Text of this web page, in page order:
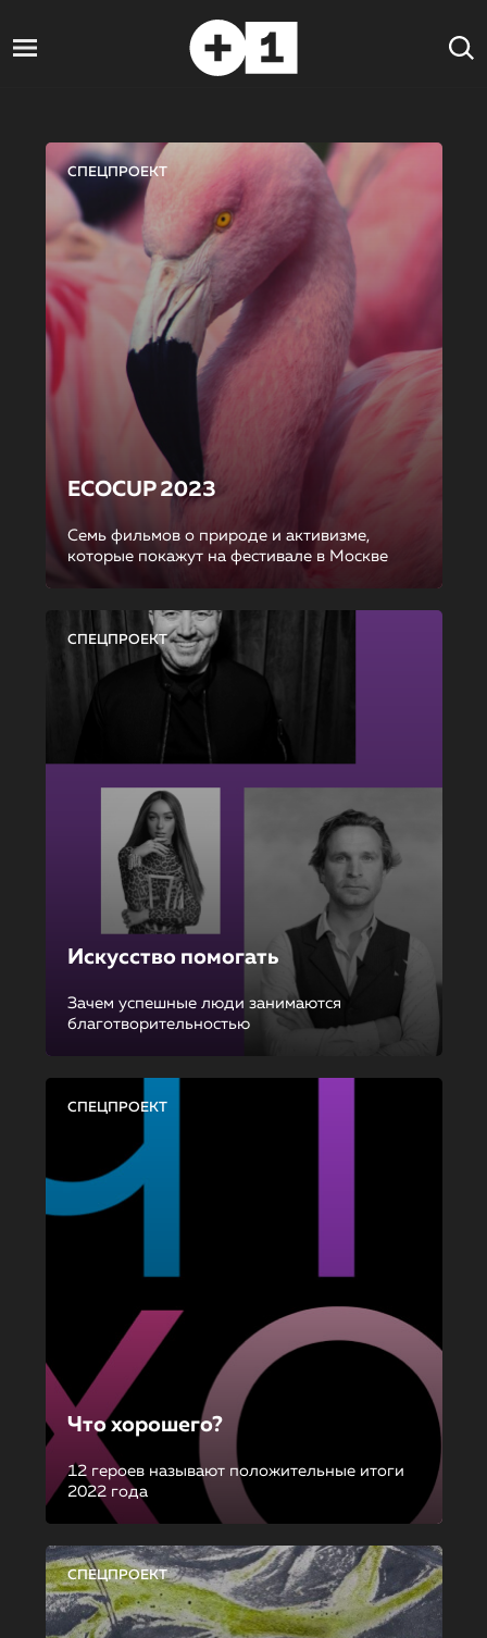
СПЕЦПРОЕКТ
ECOCUP 2023
Семь фильмов о природе и активизме,
которые покажут на фестивале в Москве
СПЕЦПРОЕКТ
Искусство помогать
Зачем успешные люди занимаются
благотворительностью
СПЕЦПРОЕКТ
Что хорошего?
12 героев называют положительные итоги
2022 года
СПЕЦПРОЕКТ